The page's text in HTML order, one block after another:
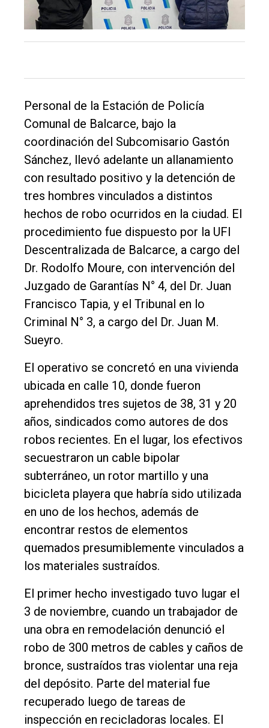
Inicio
Tendencia
Cultura
Entrevistas
Rural
Deportes
Fúnebres
Edición
Empresa
Nosotros
Contacto
Personal de la Estación de Policía
Comunal de Balcarce, bajo la
coordinación del Subcomisario Gastón
Sánchez, llevó adelante un allanamiento
con resultado positivo y la detención de
tres hombres vinculados a distintos
hechos de robo ocurridos en la ciudad. El
procedimiento fue dispuesto por la UFI
Descentralizada de Balcarce, a cargo del
Dr. Rodolfo Moure, con intervención del
Juzgado de Garantías N° 4, del Dr. Juan
Francisco Tapia, y el Tribunal en lo
Criminal N° 3, a cargo del Dr. Juan M.
Sueyro.
El operativo se concretó en una vivienda
ubicada en calle 10, donde fueron
aprehendidos tres sujetos de 38, 31 y 20
años, sindicados como autores de dos
robos recientes. En el lugar, los efectivos
secuestraron un cable bipolar
subterráneo, un rotor martillo y una
bicicleta playera que habría sido utilizada
en uno de los hechos, además de
encontrar restos de elementos
quemados presumiblemente vinculados a
los materiales sustraídos.
El primer hecho investigado tuvo lugar el
3 de noviembre, cuando un trabajador de
una obra en remodelación denunció el
robo de 300 metros de cables y caños de
bronce, sustraídos tras violentar una reja
del depósito. Parte del material fue
recuperado luego de tareas de
inspección en recicladoras locales. El